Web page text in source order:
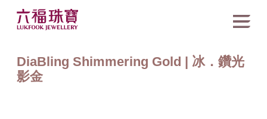
DiaBling Shimmering Gold | 冰．鑽光
影金